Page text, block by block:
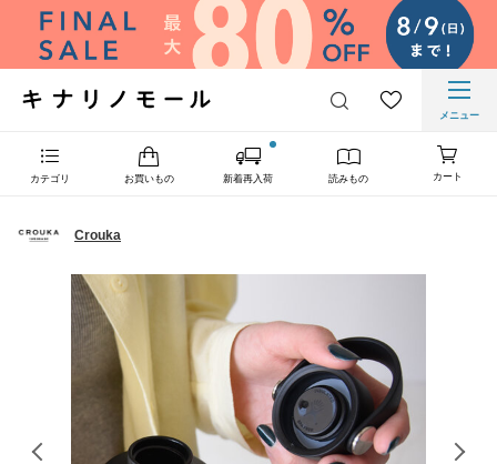
メニュー
カテゴリ お買いもの 新着再入荷 読みもの カート
Crouka